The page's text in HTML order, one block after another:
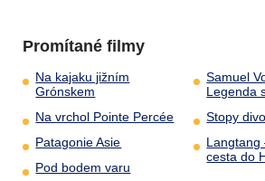
Promítané filmy
Na kajaku jižním
Grónskem
Na vrchol Pointe Percée
Patagonie Asie
Pod bodem varu
Samuel
Legenda
Stopy
Langtang
cesta do